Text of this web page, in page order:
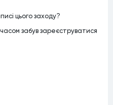
цього заходу?
забув зареєструватися